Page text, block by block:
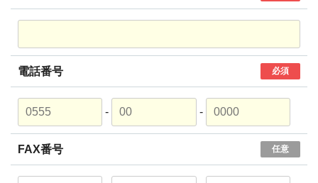
電話番号 必須
- -
FAX番号 任意